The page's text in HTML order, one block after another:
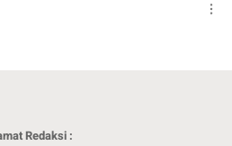
Redaksi :